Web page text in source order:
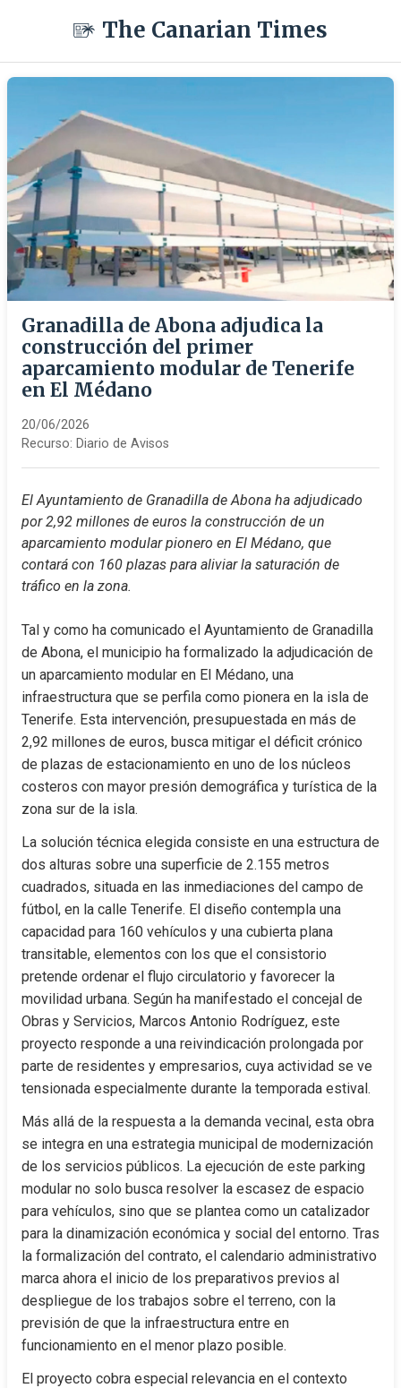
The Canarian Times
Granadilla de Abona adjudica la
construcción del primer
aparcamiento modular de Tenerife
en El Médano
20/06/2026
Recurso: Diario de Avisos
El Ayuntamiento de Granadilla de Abona ha adjudicado
por 2,92 millones de euros la construcción de un
aparcamiento modular pionero en El Médano, que
contará con 160 plazas para aliviar la saturación de
tráfico en la zona.
Tal y como ha comunicado el Ayuntamiento de Granadilla
de Abona, el municipio ha formalizado la adjudicación de
un aparcamiento modular en El Médano, una
infraestructura que se perfila como pionera en la isla de
Tenerife. Esta intervención, presupuestada en más de
2,92 millones de euros, busca mitigar el déficit crónico
de plazas de estacionamiento en uno de los núcleos
costeros con mayor presión demográfica y turística de la
zona sur de la isla.
La solución técnica elegida consiste en una estructura de
dos alturas sobre una superficie de 2.155 metros
cuadrados, situada en las inmediaciones del campo de
fútbol, en la calle Tenerife. El diseño contempla una
capacidad para 160 vehículos y una cubierta plana
transitable, elementos con los que el consistorio
pretende ordenar el flujo circulatorio y favorecer la
movilidad urbana. Según ha manifestado el concejal de
Obras y Servicios, Marcos Antonio Rodríguez, este
proyecto responde a una reivindicación prolongada por
parte de residentes y empresarios, cuya actividad se ve
tensionada especialmente durante la temporada estival.
Más allá de la respuesta a la demanda vecinal, esta obra
se integra en una estrategia municipal de modernización
de los servicios públicos. La ejecución de este parking
modular no solo busca resolver la escasez de espacio
para vehículos, sino que se plantea como un catalizador
para la dinamización económica y social del entorno. Tras
la formalización del contrato, el calendario administrativo
marca ahora el inicio de los preparativos previos al
despliegue de los trabajos sobre el terreno, con la
previsión de que la infraestructura entre en
funcionamiento en el menor plazo posible.
El proyecto cobra especial relevancia en el contexto